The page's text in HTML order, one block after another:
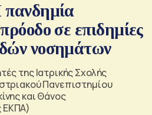
σε επιδημίες
νοσημάτων
της Ιατρικής Σχολής
Πανεπιστημίου
και Θάνος
ΕΚΠΑ)